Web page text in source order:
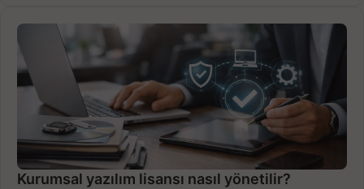
Kurumsal yazılım lisansı nasıl yönetilir?